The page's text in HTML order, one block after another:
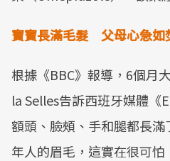
寶寶長滿毛髮 父母心急如
根據《BBC》報導，6個月
la Selles告訴西班牙媒體《
額頭、臉頰、手和腿都長
年人的眉毛，這實在很可